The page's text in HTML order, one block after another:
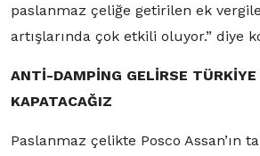
paslanmaz çeliğe getirilen ek
artışlarında çok etkili oluyor.” diye
ANTİ-DAMPİNG GELİRSE TÜRKİYE
KAPATACAĞIZ
Paslanmaz çelikte Posco Assan’ın